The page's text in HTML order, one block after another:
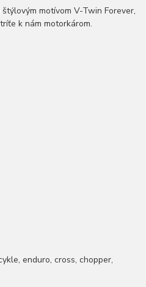
motívom V-Twin Forever,
k nám motorkárom.
enduro, cross, chopper,